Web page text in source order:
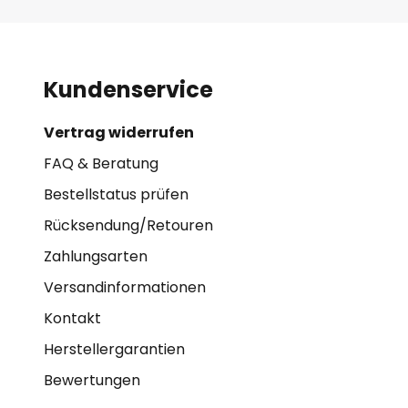
Kundenservice
Vertrag widerrufen
FAQ & Beratung
Bestellstatus prüfen
Rücksendung/Retouren
Zahlungsarten
Versandinformationen
Kontakt
Herstellergarantien
Bewertungen